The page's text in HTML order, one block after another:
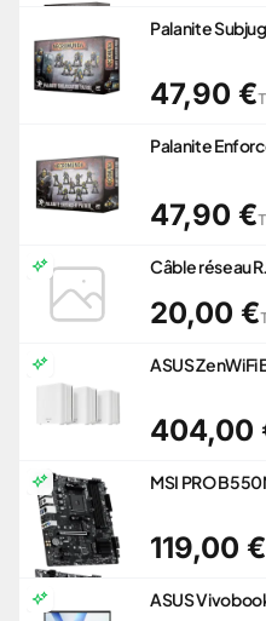
Palanite
47,90 €
Palanite
47,90 €
Câble réseau
20,00 €
ASUS ZenWiFi
404,00
MSI PRO
119,00 €
ASUS